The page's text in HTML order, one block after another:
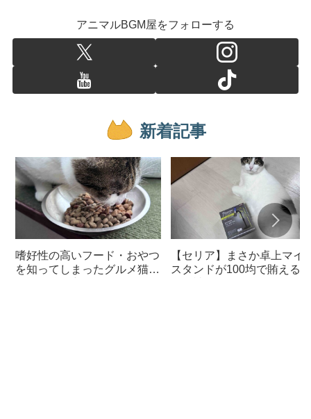
アニマルBGM屋をフォローする
新着記事
嗜好性の高いフード・おやつ
を知ってしまったグルメ猫の
【セリア】まさか卓上マイ
スタンドが100均で賄えるな